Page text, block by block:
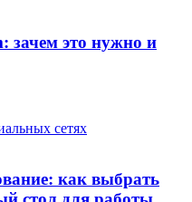
зачем это нужно и
сетях
как выбрать